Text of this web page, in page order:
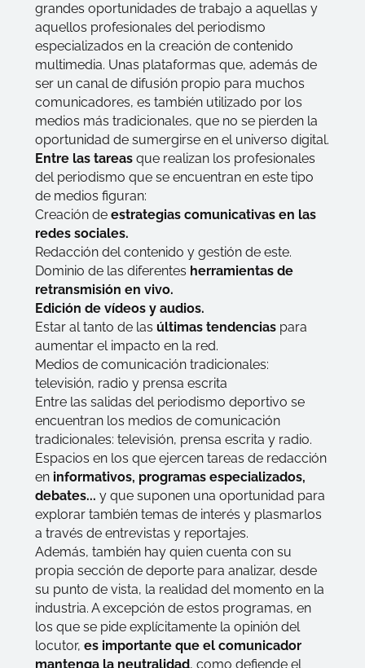
grandes oportunidades de trabajo a aquellas y
aquellos profesionales del periodismo
especializados en la creación de contenido
multimedia. Unas plataformas que, además de
ser un canal de difusión propio para muchos
comunicadores, es también utilizado por los
medios más tradicionales, que no se pierden la
oportunidad de sumergirse en el universo digital.
Entre las tareasque realizan los profesionales
del periodismo que se encuentran en este tipo
de medios figuran:
Creación deestrategias comunicativas en las
redes sociales.
Redacción del contenido y gestión de este.
Dominio de las diferentes herramientas de
retransmisión en vivo.
Edición de vídeos y audios.
Estar al tanto de las últimas tendencias para
aumentar el impacto en la red.
Medios de comunicación tradicionales:
televisión, radio y prensa escrita
Entre las salidas del periodismo deportivo se
encuentran los medios de comunicación
tradicionales: televisión, prensa escrita y radio.
Espacios en los que ejercen tareas de redacción
en informativos, programas especializados,
debates... y que suponen una oportunidad para
explorar también temas de interés y plasmarlos
a través de entrevistas y reportajes.
Además, también hay quien cuenta con su
propia sección de deporte para analizar, desde
su punto de vista, la realidad del momento en la
industria. A excepción de estos programas, en
los que se pide explícitamente la opinión del
locutor,es importante que el comunicador
mantenga la neutralidad, como defiende el